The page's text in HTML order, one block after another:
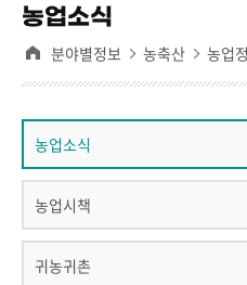
농업소식
분야별정보 농축산 농업
농업소식
농업시책
귀농귀촌